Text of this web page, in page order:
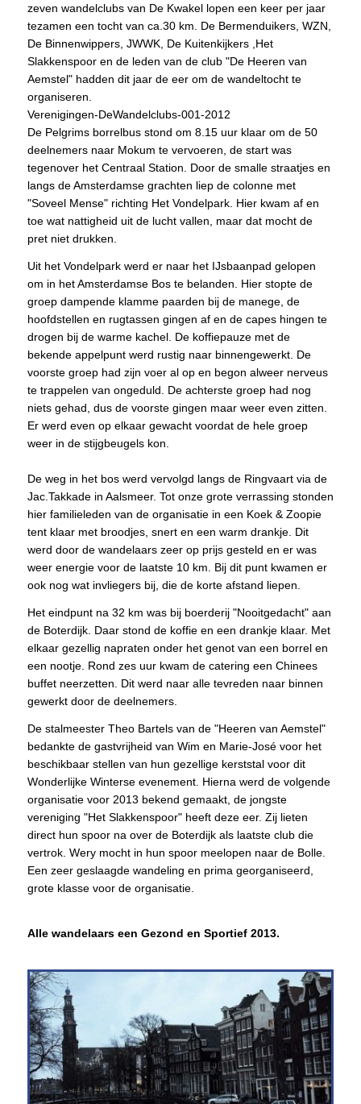
zeven wandelclubs van De Kwakel lopen een keer per jaar
tezamen een tocht van ca.30 km. De Bermenduikers, WZN,
De Binnenwippers, JWWK, De Kuitenkijkers ,Het
Slakkenspoor en de leden van de club "De Heeren van
Aemstel" hadden dit jaar de eer om de wandeltocht te
organiseren.
Verenigingen-DeWandelclubs-001-2012
De Pelgrims borrelbus stond om 8.15 uur klaar om de 50
deelnemers naar Mokum te vervoeren, de start was
tegenover het Centraal Station. Door de smalle straatjes en
langs de Amsterdamse grachten liep de colonne met
"Soveel Mense" richting Het Vondelpark. Hier kwam af en
toe wat nattigheid uit de lucht vallen, maar dat mocht de
pret niet drukken.
Uit het Vondelpark werd er naar het IJsbaanpad gelopen
om in het Amsterdamse Bos te belanden. Hier stopte de
groep dampende klamme paarden bij de manege, de
hoofdstellen en rugtassen gingen af en de capes hingen te
drogen bij de warme kachel. De koffiepauze met de
bekende appelpunt werd rustig naar binnengewerkt. De
voorste groep had zijn voer al op en begon alweer nerveus
te trappelen van ongeduld. De achterste groep had nog
niets gehad, dus de voorste gingen maar weer even zitten.
Er werd even op elkaar gewacht voordat de hele groep
weer in de stijgbeugels kon.
De weg in het bos werd vervolgd langs de Ringvaart via de
Jac.Takkade in Aalsmeer. Tot onze grote verrassing stonden
hier familieleden van de organisatie in een Koek & Zoopie
tent klaar met broodjes, snert en een warm drankje. Dit
werd door de wandelaars zeer op prijs gesteld en er was
weer energie voor de laatste 10 km. Bij dit punt kwamen er
ook nog wat invliegers bij, die de korte afstand liepen.
Het eindpunt na 32 km was bij boerderij "Nooitgedacht" aan
de Boterdijk. Daar stond de koffie en een drankje klaar. Met
elkaar gezellig napraten onder het genot van een borrel en
een nootje. Rond zes uur kwam de catering een Chinees
buffet neerzetten. Dit werd naar alle tevreden naar binnen
gewerkt door de deelnemers.
De stalmeester Theo Bartels van de "Heeren van Aemstel"
bedankte de gastvrijheid van Wim en Marie-José voor het
beschikbaar stellen van hun gezellige kerststal voor dit
Wonderlijke Winterse evenement. Hierna werd de volgende
organisatie voor 2013 bekend gemaakt, de jongste
vereniging "Het Slakkenspoor" heeft deze eer. Zij lieten
direct hun spoor na over de Boterdijk als laatste club die
vertrok. Wery mocht in hun spoor meelopen naar de Bolle.
Een zeer geslaagde wandeling en prima georganiseerd,
grote klasse voor de organisatie.
Alle wandelaars een Gezond en Sportief 2013.